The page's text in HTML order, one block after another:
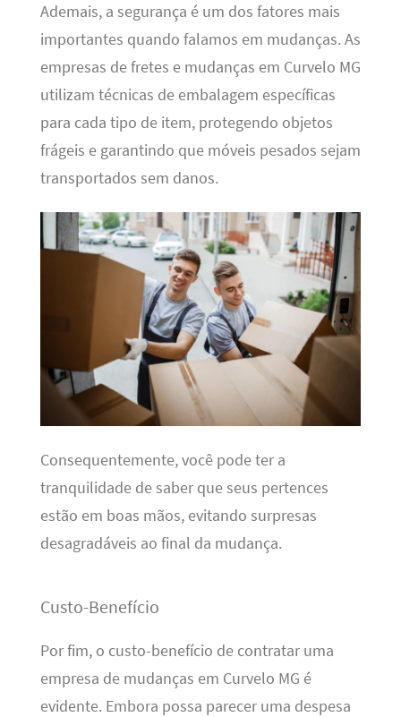
Ademais, a segurança é um dos fatores mais
importantes quando falamos em mudanças. As
empresas de fretes e mudanças em Curvelo MG
utilizam técnicas de embalagem específicas
para cada tipo de item, protegendo objetos
frágeis e garantindo que móveis pesados sejam
transportados sem danos.
Consequentemente, você pode ter a
tranquilidade de saber que seus pertences
estão em boas mãos, evitando surpresas
desagradáveis ao final da mudança.
Custo-Benefício
Por fim, o custo-benefício de contratar uma
empresa de mudanças em Curvelo MG é
evidente. Embora possa parecer uma despesa